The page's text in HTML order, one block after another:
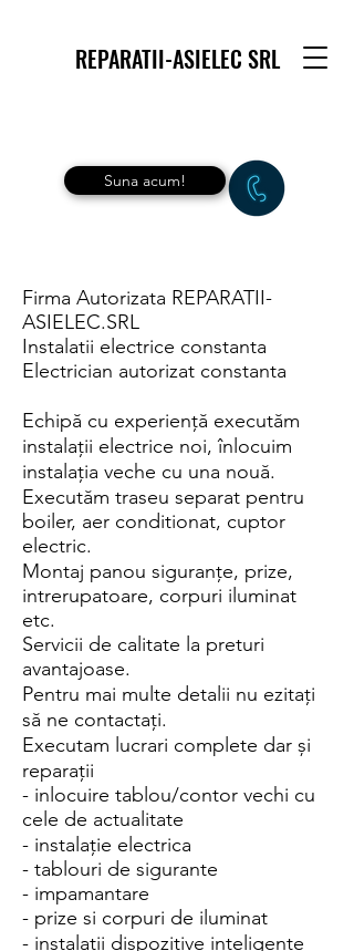
REPARATII-ASIELEC SRL
Suna acum!
Firma Autorizata REPARATII-
ASIELEC.SRL
Instalatii electrice constanta
Electrician autorizat constanta
Echipă cu experiență executăm
instalații electrice noi, înlocuim
instalația veche cu una nouă.
Executăm traseu separat pentru
boiler, aer conditionat, cuptor
electric.
Montaj panou siguranțe, prize,
intrerupatoare, corpuri iluminat
etc.
Servicii de calitate la preturi
avantajoase.
Pentru mai multe detalii nu ezitați
să ne contactați.
Executam lucrari complete dar și
reparații
- inlocuire tablou/contor vechi cu
cele de actualitate
- instalație electrica
- tablouri de sigurante
- impamantare
- prize si corpuri de iluminat
- instalații dispozitive inteligente